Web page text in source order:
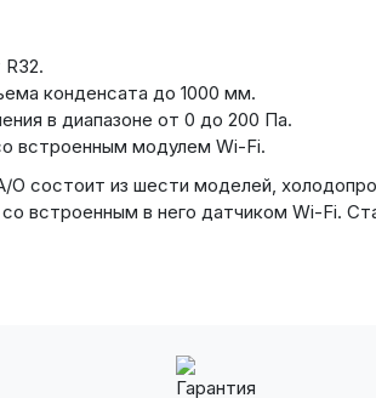
конденсата до 1000 мм.
в диапазоне от 0 до 200 Па.
встроенным модулем Wi-Fi.
состоит из шести моделей,
встроенным в него датчиком Wi-Fi.